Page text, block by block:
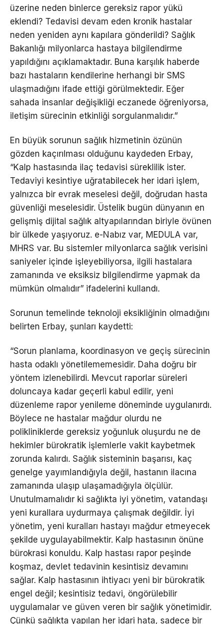
üzerine neden binlerce gereksiz rapor yükü
eklendi? Tedavisi devam eden kronik hastalar
neden yeniden aynı kapılara gönderildi? Sağlık
Bakanlığı milyonlarca hastaya bilgilendirme
yapıldığını açıklamaktadır. Buna karşılık haberde
bazı hastaların kendilerine herhangi bir SMS
ulaşmadığını ifade ettiği görülmektedir. Eğer
sahada insanlar değişikliği eczanede öğreniyorsa,
iletişim sürecinin etkinliği sorgulanmalıdır.”
En büyük sorunun sağlık hizmetinin özünün
gözden kaçırılması olduğunu kaydeden Erbay,
“Kalp hastasında ilaç tedavisi süreklilik ister.
Tedaviyi kesintiye uğratabilecek her idari işlem,
yalnızca bir evrak meselesi değil, doğrudan hasta
güvenliği meselesidir. Üstelik bugün dünyanın en
gelişmiş dijital sağlık altyapılarından biriyle övünen
bir ülkede yaşıyoruz. e-Nabız var, MEDULA var,
MHRS var. Bu sistemler milyonlarca sağlık verisini
saniyeler içinde işleyebiliyorsa, ilgili hastalara
zamanında ve eksiksiz bilgilendirme yapmak da
mümkün olmalıdır” ifadelerini kullandı.
Sorunun temelinde teknoloji eksikliğinin olmadığını
belirten Erbay, şunları kaydetti:
“Sorun planlama, koordinasyon ve geçiş sürecinin
hasta odaklı yönetilememesidir. Daha doğru bir
yöntem izlenebilirdi. Mevcut raporlar süreleri
doluncaya kadar geçerli kabul edilir, yeni
düzenleme rapor yenileme döneminde uygulanırdı.
Böylece ne hastalar mağdur olurdu ne
polikliniklerde gereksiz yoğunluk oluşurdu ne de
hekimler bürokratik işlemlerle vakit kaybetmek
zorunda kalırdı. Sağlık sisteminin başarısı, kaç
genelge yayımlandığıyla değil, hastanın ilacına
zamanında ulaşıp ulaşamadığıyla ölçülür.
Unutulmamalıdır ki sağlıkta iyi yönetim, vatandaşı
yeni kurallara uydurmaya çalışmak değildir. İyi
yönetim, yeni kuralları hastayı mağdur etmeyecek
şekilde uygulayabilmektir. Kalp hastasının önüne
bürokrasi konuldu. Kalp hastası rapor peşinde
koşmaz, devlet tedavinin kesintisiz devamını
sağlar. Kalp hastasının ihtiyacı yeni bir bürokratik
engel değil; kesintisiz tedavi, öngörülebilir
uygulamalar ve güven veren bir sağlık yönetimidir.
Çünkü sağlıkta yapılan her idari hata, sadece bir